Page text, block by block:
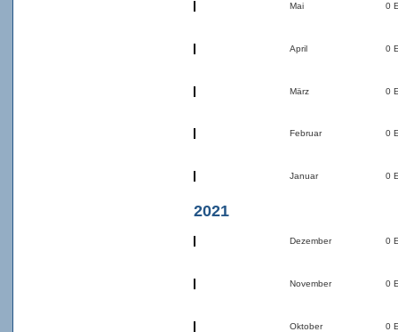
Mai 0
April 0
März 0
Februar 0
Januar 0
2021
Dezember 0
November 0
Oktober 0